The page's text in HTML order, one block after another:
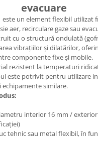
si Proiectoareevacuare
este un element flexibil utilizat
aer, recirculare gaze sau
cu o structură ondulată
vibrațiilor și dilatărilor,
componente fixe și mobile.
rezistent la temperaturi
este potrivit pentru utilizare
similare.
interior 16 mm / exterior
tehnic sau metal flexibil, în